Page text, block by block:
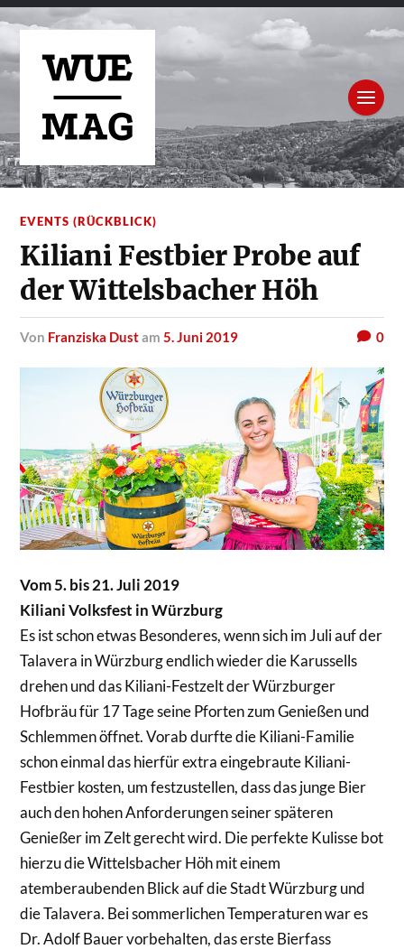
EVENTS (RÜCKBLICK)
Kiliani Festbier Probe auf
der Wittelsbacher Höh
von Franziska Dustam5. Juni 2019 0
Vom 5. bis 21. Juli 2019
Kiliani Volksfest in Würzburg
Es ist schon etwas Besonderes, wenn sich im Juli auf der
Talavera in Würzburg endlich wieder die Karussells
drehen und das Kiliani-Festzelt der Würzburger
Hofbräu für 17 Tage seine Pforten zum Genießen und
Schlemmen öffnet. Vorab durfte die Kiliani-Familie
schon einmal das hierfür extra eingebraute Kiliani-
Festbier kosten, um festzustellen, dass das junge Bier
auch den hohen Anforderungen seiner späteren
Genießer im Zelt gerecht wird. Die perfekte Kulisse bot
hierzu die Wittelsbacher Höh mit einem
atemberaubenden Blick auf die Stadt Würzburg und
die Talavera. Bei sommerlichen Temperaturen war es
Dr. Adolf Bauer vorbehalten, das erste Bierfass